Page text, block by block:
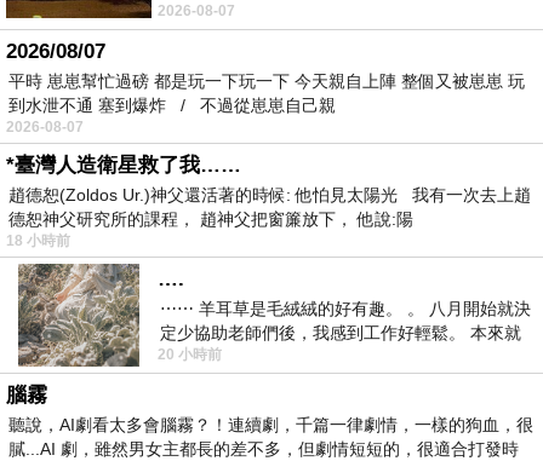
檯，玻璃臥櫃等等。
台中逢甲樂居二手傢俱賣場 電話:0985-983777
地址:台中市西屯區文心路三段171號
奇摩賣場
:https://tw.bid.yahoo.com/booth/Y5193705681
信箱 :h0985983777@yahoo.com.tw
為節省作業時間，請您記得附上照片，並留下
聯絡電話和地址
--------------------------------------------------------------------
-----------
台北二手家具買賣 泰山全新中古傢俱家電 電
話:0908-659666
舒心 轉眼驟成昨日 而明晨 太陽
2026-08-07
2026/08/07
平時 崽崽幫忙過磅 都是玩一下玩一下 今天親自上陣 整個又被崽崽 玩
到水泄不通 塞到爆炸 / 不過從崽崽自己親
2026-08-07
*臺灣人造衛星救了我……
趙德恕(Zoldos Ur.)神父還活著的時候: 他怕見太陽光 我有一次去上趙
德恕神父研究所的課程， 趙神父把窗簾放下， 他說:陽
18 小時前
….
⋯⋯ 羊耳草是毛絨絨的好有趣。 。 八月開始就決
定少協助老師們後，我感到工作好輕鬆。 本來就
不是我的工作啊。 真
20 小時前
腦霧
聽說，AI劇看太多會腦霧？！連續劇，千篇一律劇情，一樣的狗血，很
膩...AI 劇，雖然男女主都長的差不多，但劇情短短的，很適合打發時